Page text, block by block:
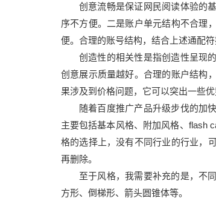
创意流畅是保证网民阅读体验的
序不方便。二是账户单元结构不合理
便。合理的账号结构，结合上述通配
创造性的相关性是指创造性呈现
创意展示质量越好。合理的账户结构
果涉及到价格问题，它可以突出一些优
随着百度推广产品升级步伐的加
主要包括基本风格、附加风格、flash
格的选择上，没有不同行业的行业，
再删除。
至于风格，我需要补充的是，不
方形、倒梯形、箭头圆锥体等。